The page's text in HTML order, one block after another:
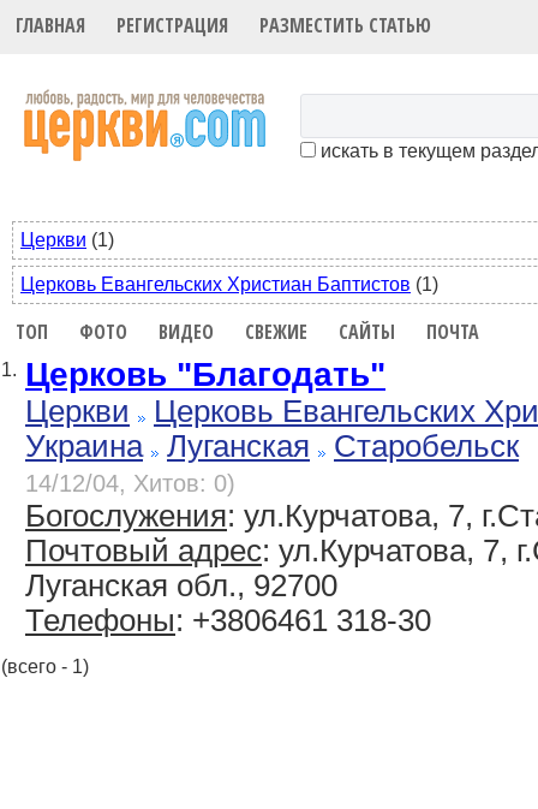
ГЛАВНАЯ РЕГИСТРАЦИЯ РАЗМЕСТИТЬ СТАТЬЮ
искать в текущем
Церкви (1)
Церковь Евангельских Христиан Баптистов (1)
ТОП ФОТО ВИДЕО СВЕЖИЕ САЙТЫ ПОЧТА
1. Церковь "Благодать"
Церкви
Церковь Евангельских
Украина
Луганская Старобельск
14/12/04, Хитов: 0)
Богослужения: ул.Курчатова, 7,
Почтовый адрес: ул.Курчатова, 7,
Луганская обл., 92700
Телефоны: +3806461 318-30
(всего - 1)